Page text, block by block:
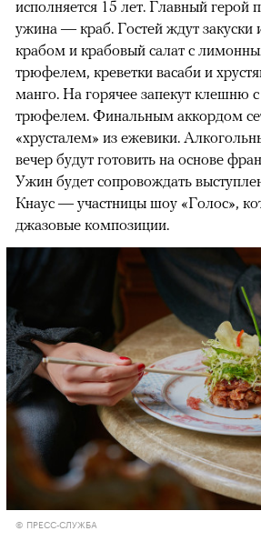
исполняется 15 лет. Главный герой
ужина — краб. Гостей ждут закуски
крабом и крабовый салат с
трюфелем, креветки васаби и
манго. На горячее запекут клешню
трюфелем. Финальным аккордом
«хрусталем» из ежевики.
вечер будут готовить на основе
Ужин будет сопровождать
Кнаус — участницы шоу «Голос»,
джазовые композиции.
© ПРЕСС-СЛУЖБА